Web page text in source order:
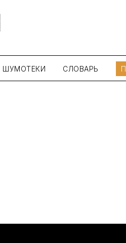
ШУМОТЕКИ СЛОВАРЬ